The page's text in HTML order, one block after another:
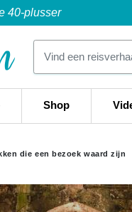
40-plusser
Shop
die een bezoek waard zijn